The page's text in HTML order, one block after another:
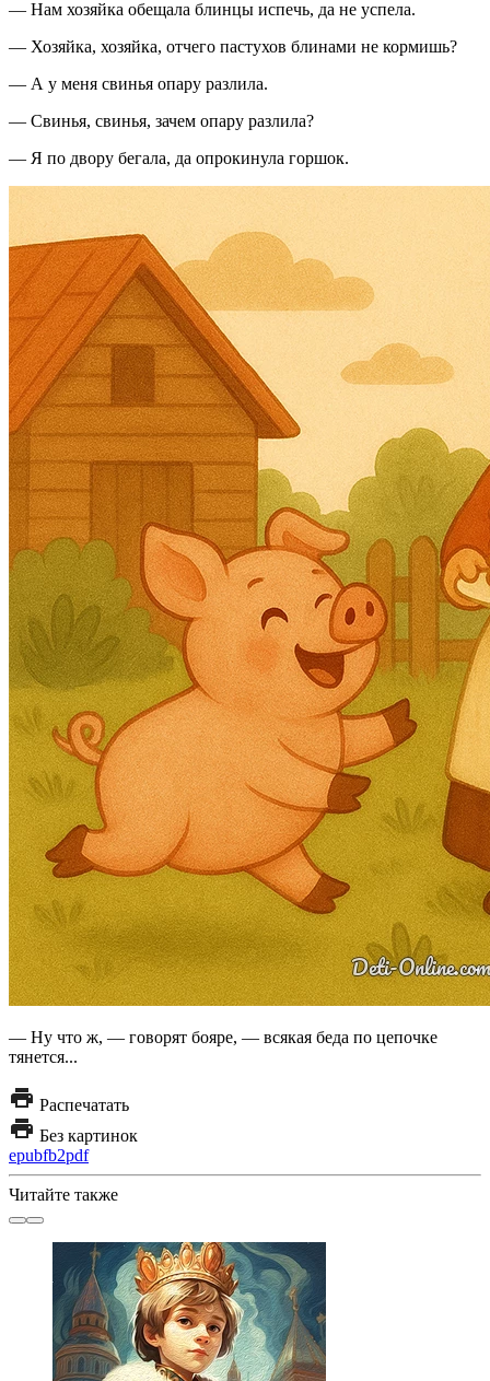
— Нам хозяйка обещала блинцы испечь, да не успела.
— Хозяйка, хозяйка, отчего пастухов блинами не кормишь?
— А у меня свинья опару разлила.
— Свинья, свинья, зачем опару разлила?
— Я по двору бегала, да опрокинула горшок.
— Ну что ж, — говорят бояре, — всякая беда по цепочке
тянется...
Распечатать
Без картинок
epubfb2pdf
Читайте также